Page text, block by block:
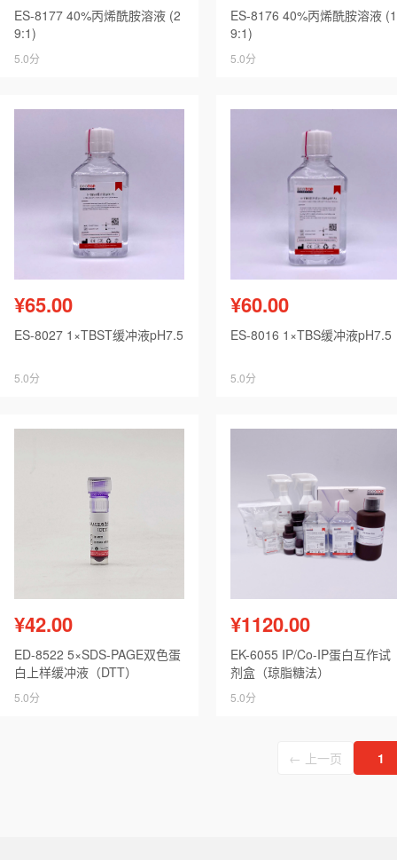
ES-8177 40%丙烯酰胺溶液 (2
9:1)
5.0分
ES-8176 40%丙烯酰胺溶液 (1
9:1)
5.0分
¥65.00
ES-8027 1×TBST缓冲液pH7.5
5.0分
¥60.00
ES-8016 1×TBS缓冲液pH7.5
5.0分
¥42.00
ED-8522 5×SDS-PAGE双色蛋
白上样缓冲液（DTT）
5.0分
¥1120.00
EK-6055 IP/Co-IP蛋白互作试
剂盒（琼脂糖法）
5.0分
← 上一页 1